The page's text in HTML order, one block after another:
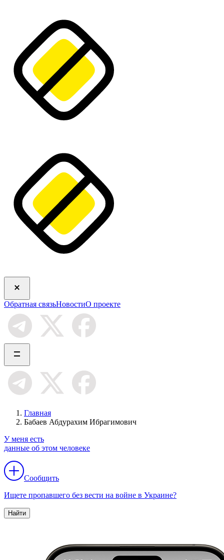
Обратная связьНовостиО проекте
Главная
Бабаев Абдурахим Ибрагимович
У меня есть
данные об этом человеке
Сообщить
Ищете пропавшего без вести на войне в Украине?
Найти